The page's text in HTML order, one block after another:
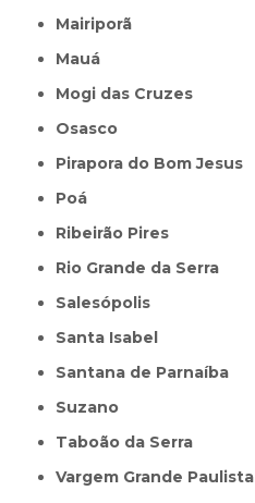
Mairiporã
Mauá
Mogi das Cruzes
Osasco
Pirapora do Bom Jesus
Poá
Ribeirão Pires
Rio Grande da Serra
Salesópolis
Santa Isabel
Santana de Parnaíba
Suzano
Taboão da Serra
Vargem Grande Paulista